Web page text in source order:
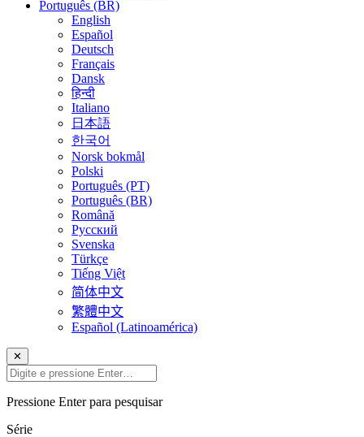
Português (BR)
English
Español
Deutsch
Français
Dansk
हिन्दी
Italiano
日本語
한국어
Norsk bokmål
Polski
Português (PT)
Português (BR)
Română
Русский
Svenska
Türkçe
Tiếng Việt
简体中文
繁體中文
Español (Latinoamérica)
✕
Pressione Enter para pesquisar
Série